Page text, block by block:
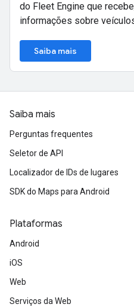
do Fleet Engine que
informações sobre
Saiba mais
Saiba mais
Perguntas frequentes
Seletor de API
Localizador de IDs de lugares
SDK do Maps para Android
Plataformas
Android
iOS
Web
Serviços da Web